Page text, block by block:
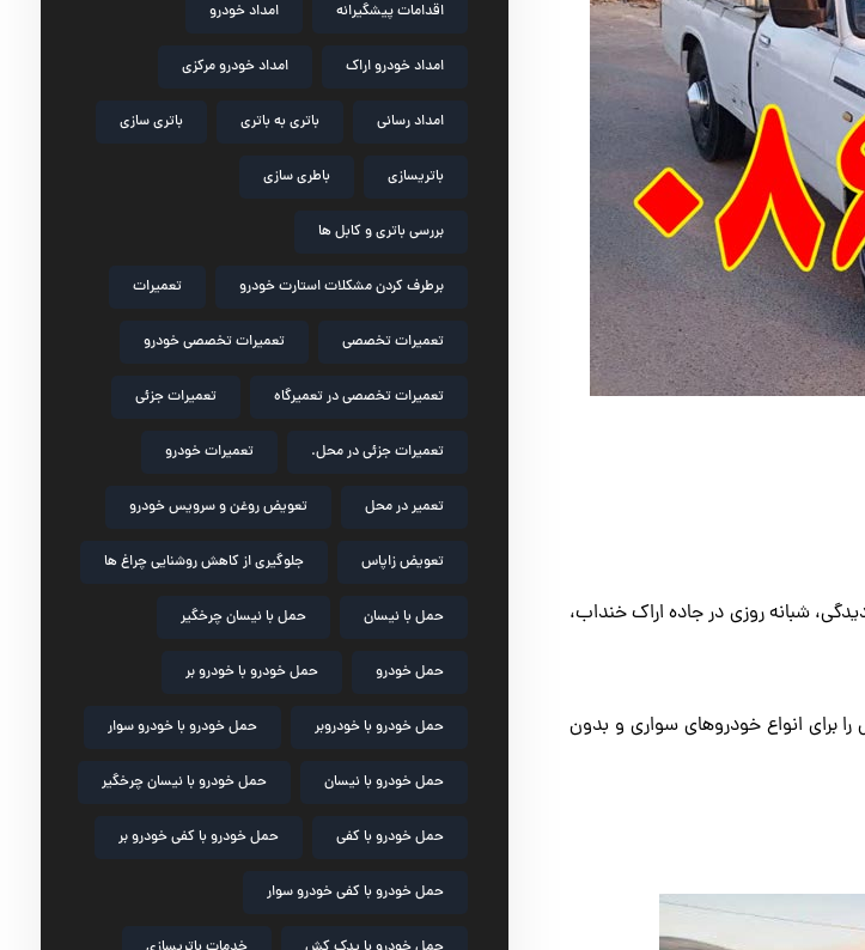
شبانه روزی در جاده اراک خنداب،
برای انواع خودروهای سواری و بدون
اقدامات پیشگیرانه امداد خودرو
امداد خودرو اراک امداد خودرو مرکزی
امداد رسانی باتری به باتری باتری سازی
باتریسازی باطری سازی
بررسی باتری و کابل ها
برطرف کردن مشکلات استارت خودرو تعمیرات
تعمیرات تخصصی تعمیرات تخصصی خودرو
تعمیرات تخصصی در تعمیرگاه تعمیرات جزئی
تعمیرات جزئی در محل. تعمیرات خودرو
تعمیر در محل تعویض روغن و سرویس خودرو
تعویض زاپاس جلوگیری از کاهش روشنایی چراغ ها
حمل با نیسان حمل با نیسان چرخگیر
حمل خودرو حمل خودرو با خودرو بر
حمل خودرو با خودروبر حمل خودرو با خودرو سوار
حمل خودرو با نیسان حمل خودرو با نیسان چرخگیر
حمل خودرو با کفی حمل خودرو با کفی خودرو بر
حمل خودرو با کفی خودرو سوار